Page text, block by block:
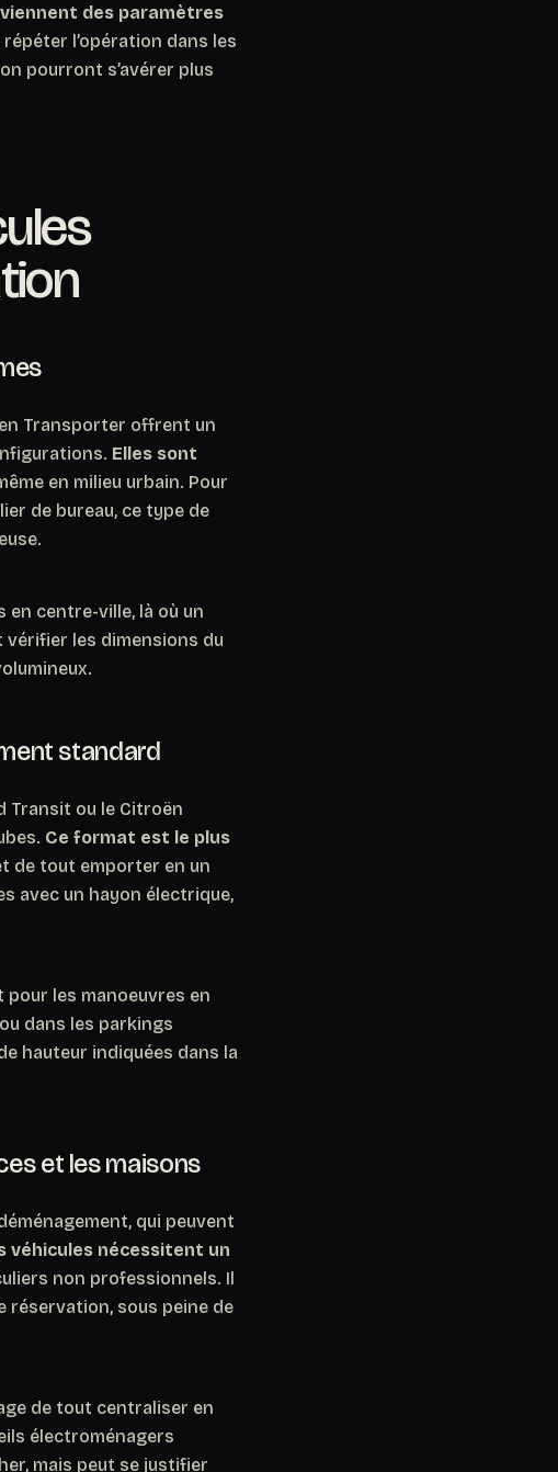
des paramètres
l’opération dans les
pourront s’avérer plus
Transporter offrent un
Elles sont
en milieu urbain. Pour
de bureau, ce type de
centre-ville, là où un
vérifier les dimensions du
standard
Transit ou le Citroën
Ce format est le plus
de tout emporter en un
avec un hayon électrique,
pour les manoeuvres en
dans les parkings
hauteur indiquées dans la
et les maisons
qui peuvent
véhicules nécessitent un
non professionnels. Il
réservation, sous peine de
de tout centraliser en
électroménagers
mais peut se justifier